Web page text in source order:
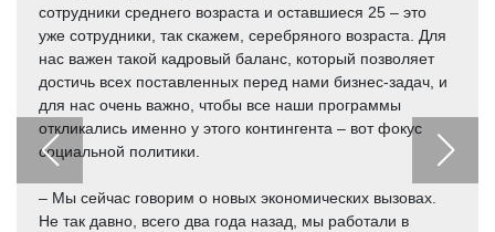
сотрудники среднего возраста и оставшиеся 25 – это
уже сотрудники, так скажем, серебряного возраста. Для
нас важен такой кадровый баланс, который позволяет
достичь всех поставленных перед нами бизнес-задач, и
для нас очень важно, чтобы все наши программы
откликались именно у этого контингента – вот фокус
социальной политики.
– Мы сейчас говорим о новых экономических вызовах.
Не так давно, всего два года назад, мы работали в